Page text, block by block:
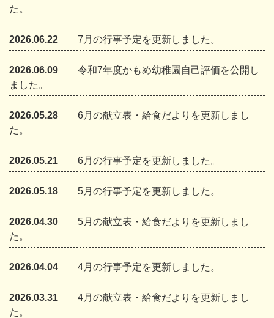
た。
2026.06.22 7月の行事予定を更新しました。
2026.06.09
令和7年度かもめ幼稚園自己評価を公開し
ました。
2026.05.28
6月の献立表・給食だよりを更新しまし
た。
2026.05.21 6月の行事予定を更新しました。
2026.05.18 5月の行事予定を更新しました。
2026.04.30
5月の献立表・給食だよりを更新しまし
た。
2026.04.04 4月の行事予定を更新しました。
2026.03.31
4月の献立表・給食だよりを更新しまし
た。